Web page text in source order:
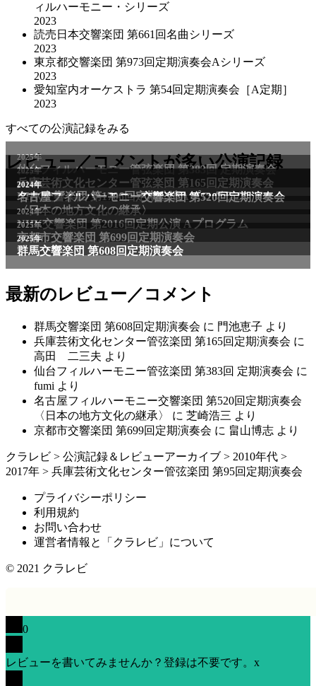
ィルハーモニー・シリーズ
2023
読売日本交響楽団 第661回名曲シリーズ
2023
東京都交響楽団 第973回定期演奏会Aシリーズ
2023
愛知室内オーケストラ 第54回定期演奏会［A定期］
2023
すべての公演記録をみる
レビュー／コメントが多い公演記録
2025年
仙台フィルハーモニー管弦楽団 第383回 定期演奏会
2025年
兵庫芸術文化センター管弦楽団 第165回定期演奏会
2011年
NHK交響楽団 第1706回定期公演Aプログラム
2024年
名古屋フィルハーモニー交響楽団 第520回定期演奏会
〈日本の地方文化の継承〉
2024年
NHK交響楽団 第2016回定期公演 Aプログラム
2025年
京都市交響楽団 第699回定期演奏会
2025年
群馬交響楽団 第608回定期演奏会
最新のレビュー／コメント
群馬交響楽団 第608回定期演奏会 に 門池恵子 より
兵庫芸術文化センター管弦楽団 第165回定期演奏会 に
高田 二三夫 より
仙台フィルハーモニー管弦楽団 第383回 定期演奏会 に
fumi より
名古屋フィルハーモニー交響楽団 第520回定期演奏会
〈日本の地方文化の継承〉
に 芝崎浩三 より
京都市交響楽団 第699回定期演奏会 に 畠山博志 より
クラレビ > 公演記録＆レビューアーカイブ > 2010年代 >
2017年 > 兵庫芸術文化センター管弦楽団 第95回定期演奏会
プライバシーポリシー
利用規約
お問い合わせ
運営者情報と「クラレビ」について
© 2021 クラレビ
0
レビューを書いてみませんか？登録は不要です。 x